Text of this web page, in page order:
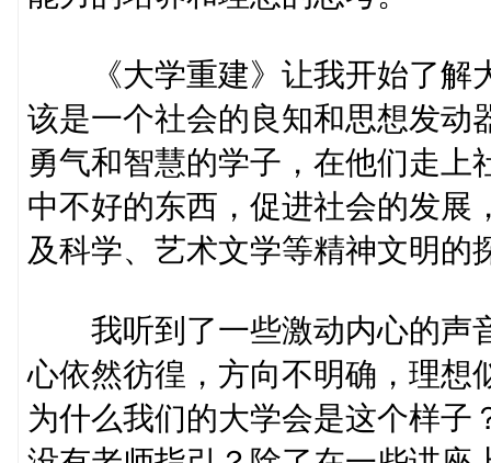
《大学重建》让我开始了解
该是一个社会的良知和思想发动
勇气和智慧的学子，在他们走上
中不好的东西，促进社会的发展
及科学、艺术文学等精神文明的
我听到了一些激动内心的声
心依然彷徨，方向不明确，理想
为什么我们的大学会是这个样子